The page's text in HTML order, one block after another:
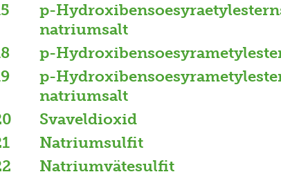
p-
natriumsalt
p-
p-
natriumsalt
Svaveldioxid
Natriumsulfit
Natriumvätesulfit